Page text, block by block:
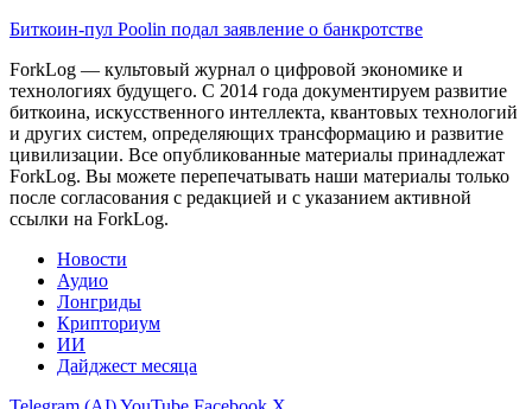
Биткоин-пул Poolin подал заявление о банкротстве
ForkLog — культовый журнал о цифровой экономике и
технологиях будущего. С 2014 года документируем развитие
биткоина, искусственного интеллекта, квантовых технологий
и других систем, определяющих трансформацию и развитие
цивилизации. Все опубликованные материалы принадлежат
ForkLog. Вы можете перепечатывать наши материалы только
после согласования с редакцией и с указанием активной
ссылки на ForkLog.
Новости
Аудио
Лонгриды
Крипториум
ИИ
Дайджест месяца